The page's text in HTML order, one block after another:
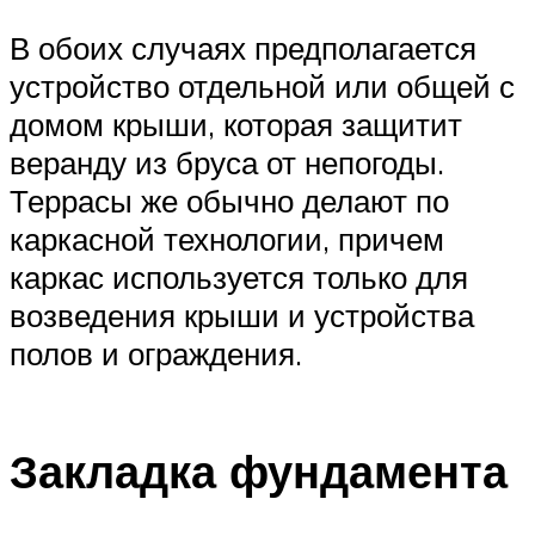
В обоих случаях предполагается
устройство отдельной или общей с
домом крыши, которая защитит
веранду из бруса от непогоды.
Террасы же обычно делают по
каркасной технологии, причем
каркас используется только для
возведения крыши и устройства
полов и ограждения.
Закладка фундамента